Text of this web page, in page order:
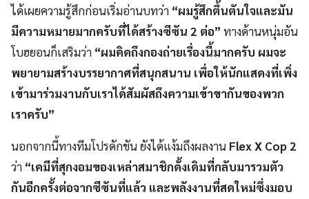
ได้เผยความรู้สึกก่อนเริ่มอ่านบทว่า “ผมรู้สึกตื้นตันใจและมัน
มีความหมายมากครับที่ได้สร้างซีซัน 2 ต่อ” ทางด้านหนุ่มอัน
โบฮยอนก็เสริมว่า “ผมคิดถึงกองถ่ายเรื่องนี้มากครับ ผมจะ
พยายามสร้างบรรยากาศที่สนุกสนาน เพื่อให้นักแสดงที่เพิ่ง
เข้ามาร่วมงานกับเราได้สัมผัสถึงความเข้าขากันของพวก
เราครับ”
นอกจากนี้ทางทีมโปรดักชัน ยังได้แง้มถึงผลงาน Flex X Cop 2
ว่า “เคมีที่สุกงอมของเหล่าสมาชิกดั้งเดิมที่กลับมารวมตัว
กันอีกครั้งต่อจากซีซันที่แล้ว และพลังงานที่สดใหม่ซึ่งมอบ